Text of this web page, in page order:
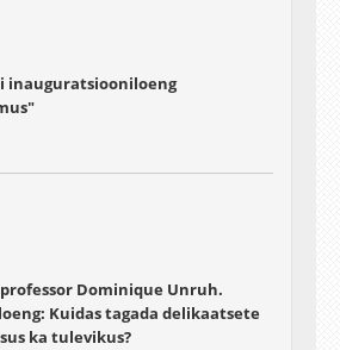
inauguratsiooniloeng
Dominique Unruh.
Kuidas tagada delikaatsete
ka tulevikus?